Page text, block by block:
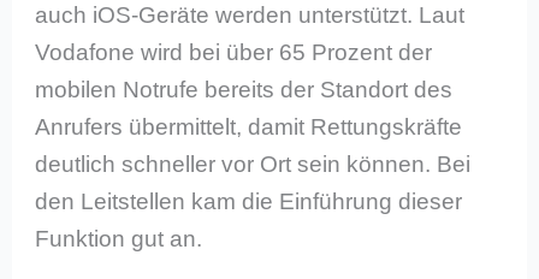
auch iOS-Geräte werden unterstützt. Laut
Vodafone wird bei über 65 Prozent der
mobilen Notrufe bereits der Standort des
Anrufers übermittelt, damit Rettungskräfte
deutlich schneller vor Ort sein können. Bei
den Leitstellen kam die Einführung dieser
Funktion gut an.